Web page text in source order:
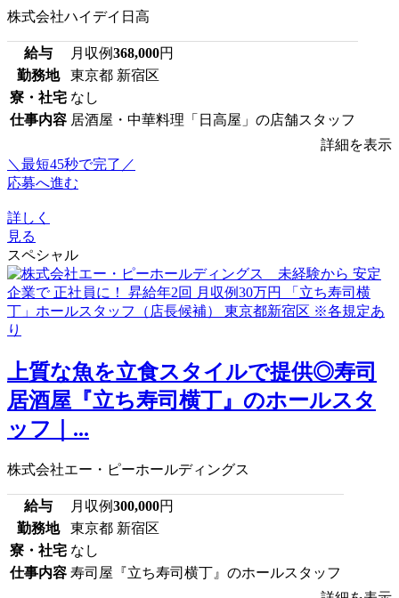
株式会社ハイデイ日高
給与 月収例368,000円
勤務地
東京都 新宿区
寮・社宅 なし
仕事内容 居酒屋・中華料理「日高屋」の店舗スタッフ
詳細を表示
＼最短45秒で完了／
応募へ進む
詳しく
見る
スペシャル
上質な魚を立食スタイルで提供◎寿司
居酒屋『立ち寿司横丁』のホールスタ
ッフ｜...
株式会社エー・ピーホールディングス
給与 月収例300,000円
勤務地
東京都 新宿区
寮・社宅 なし
仕事内容 寿司屋『立ち寿司横丁』のホールスタッフ